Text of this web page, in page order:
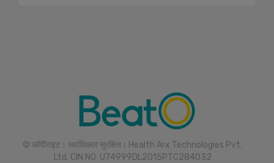
© कॉपीराइट। सर्वाधिकार सुरक्षित। Health Arx Technologies Pvt.
Ltd. CIN NO: U74999DL2015PTC284032